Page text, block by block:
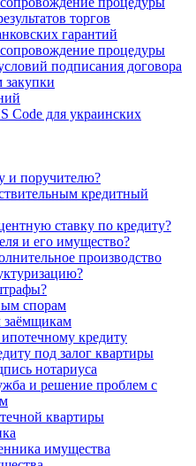
торгов
гарантий
процедуры
подписания договора
закупки
Code для украинских
и поручителю?
кредитный
ставку по кредиту?
и его имущество?
производство
спорам
кредиту
под залог квартиры
нотариуса
и решение проблем с
квартиры
имущества